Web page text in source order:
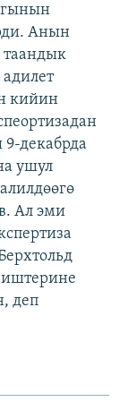
Анын
таандык
кийин
9-декабрда
ушул
Ал эми
иштерине
деп